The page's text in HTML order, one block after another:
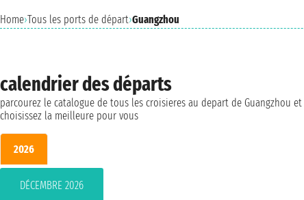
Home›Tous les ports de départ›Guangzhou
calendrier des départs
parcourez le catalogue de tous les croisieres au depart de Guangzhou et
choisissez la meilleure pour vous
2026
DÉCEMBRE 2026